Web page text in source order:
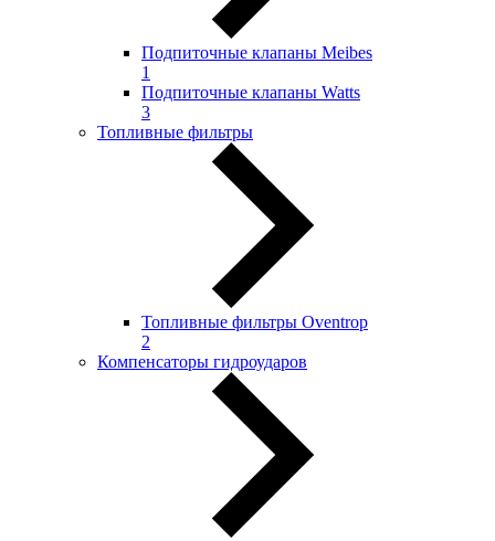
Подпиточные клапаны Meibes
1
Подпиточные клапаны Watts
3
Топливные фильтры
Топливные фильтры Oventrop
2
Компенсаторы гидроударов